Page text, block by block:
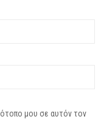
μου σε αυτόν τον